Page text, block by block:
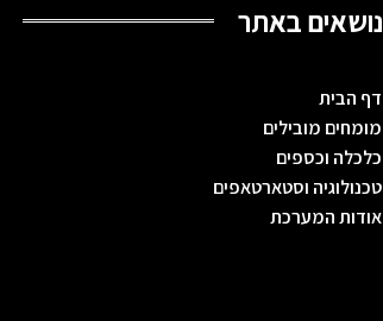
נושאים באתר
דף הבית
מומחים מובילים
כלכלה וכספים
טכנולוגיה וסטארטאפים
אודות המערכת